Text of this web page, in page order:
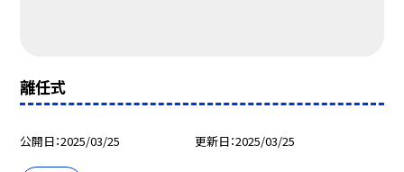
離任式
公開日 2025/03/25 更新日 2025/03/25